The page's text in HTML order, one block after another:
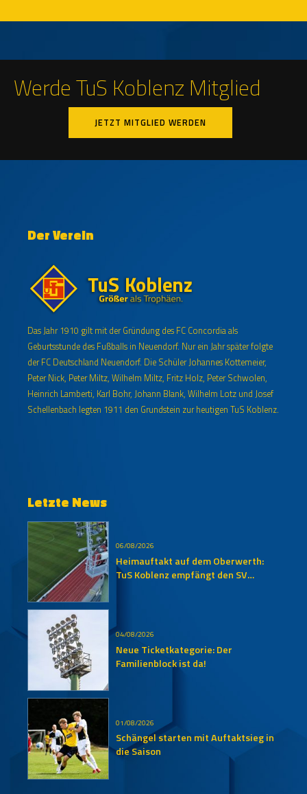
Werde TuS Koblenz Mitglied
JETZT MITGLIED WERDEN
Der Verein
Das Jahr 1910 gilt mit der Gründung des FC Concordia als
Geburtsstunde des Fußballs in Neuendorf. Nur ein Jahr später folgte
der FC Deutschland Neuendorf. Die Schüler Johannes Kottemeier,
Peter Nick, Peter Miltz, Wilhelm Miltz, Fritz Holz, Peter Schwolen,
Heinrich Lamberti, Karl Bohr, Johann Blank, Wilhelm Lotz und Josef
Schellenbach legten 1911 den Grundstein zur heutigen TuS Koblenz.
Letzte News
06/08/2026
Heimauftakt auf dem Oberwerth:
TuS Koblenz empfängt den SV
04/08/2026
Neue Ticketkategorie: Der
Familienblock ist da!
01/08/2026
Schängel starten mit Auftaktsieg in
die Saison